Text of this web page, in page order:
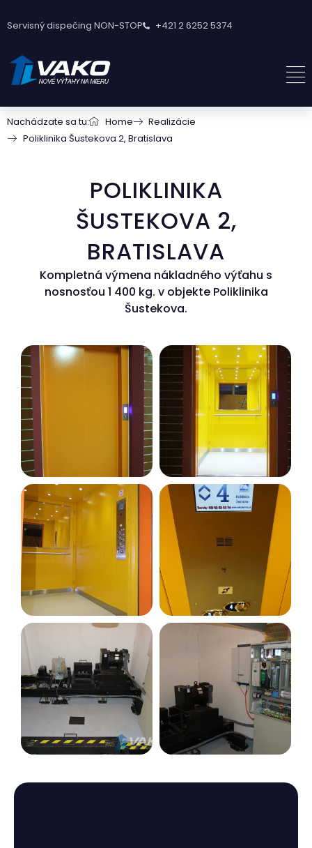
Servisný dispečing NON-STOP +421 2 6252 5374
Nachádzate sa tu: Home
Realizácie
Poliklinika Šustekova 2, Bratislava
POLIKLINIKA
ŠUSTEKOVA 2,
BRATISLAVA
Kompletná výmena nákladného výťahu s
nosnosťou 1 400 kg. v objekte Poliklinika
Šustekova.